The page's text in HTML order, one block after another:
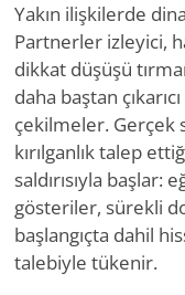
Yakın ilişkilerde
Partnerler izleyici,
dikkat düşüşü
daha baştan
çekilmeler. Gerçek
kırılganlık talep
saldırısıyla başlar:
gösteriler, sürekli
başlangıçta dahil
talebiyle tükenir.